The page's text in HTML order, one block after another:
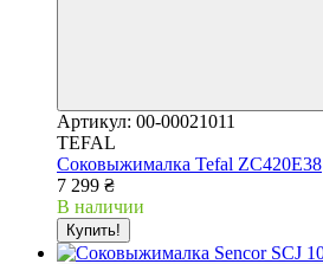
Артикул: 00-00021011
TEFAL
Соковыжималка Tefal ZC420E38
7 299 ₴
В наличии
Купить!